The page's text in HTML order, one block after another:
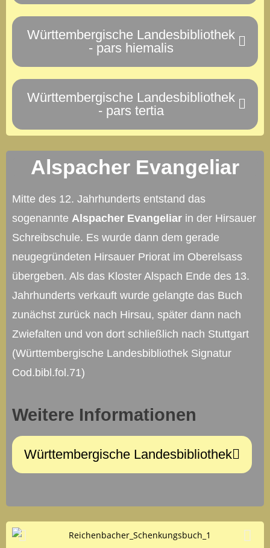
Württembergische Landesbibliothek
- pars hiemalis
Württembergische Landesbibliothek
- pars tertia
Alspacher Evangeliar
Mitte des 12. Jahrhunderts entstand das
sogenannte Alspacher Evangeliar in der Hirsauer
Schreibschule. Es wurde dann dem gerade
neugegründeten Hirsauer Priorat im Oberelsass
übergeben. Als das Kloster Alspach Ende des 13.
Jahrhunderts verkauft wurde gelangte das Buch
zunächst zurück nach Hirsau, später dann nach
Zwiefalten und von dort schließlich nach Stuttgart
(Württembergische Landesbibliothek Signatur
Cod.bibl.fol.71)
Weitere Informationen
Württembergische Landesbibliothek